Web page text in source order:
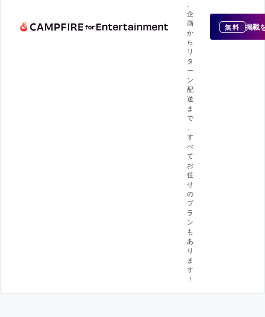
企
画
か
ら
リ
タ
ー
ン
配
送
ま
で
す
べ
て
お
任
せ
の
プ
ラ
ン
も
あ
り
ま
す
！
無料 掲載